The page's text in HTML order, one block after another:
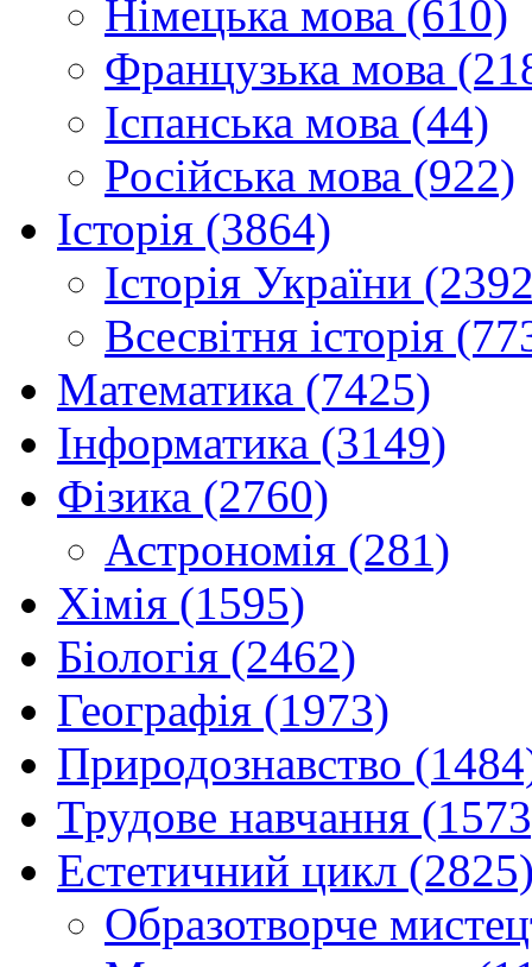
Німецька мова (610)
Французька мова
Іспанська мова (44)
Російська мова (922)
Історія (3864)
Історія України
Всесвітня історія
Математика (7425)
Інформатика (3149)
Фізика (2760)
Астрономія (281)
Хімія (1595)
Біологія (2462)
Географія (1973)
Природознавство
Трудове навчання
Естетичний цикл
Образотворче